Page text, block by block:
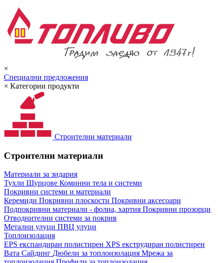
×
Специални предложения
× Категории продукти
Строителни материали
Строителни материали
Материали за зидария
Тухли Щурцове Коминни тела и системи
Покривни системи и материали
Керемиди Покривни плоскости Покривни аксесоари
Подпокривни материали - фолиа, хартия Покривни прозорци
Отводнителни системи за покрив
Метални улуци ПВЦ улуци
Топлоизолация
EPS експандиран полистирен XPS екструдиран полистирен
Вата Сайдинг Дюбели за топлоизолация Мрежа за